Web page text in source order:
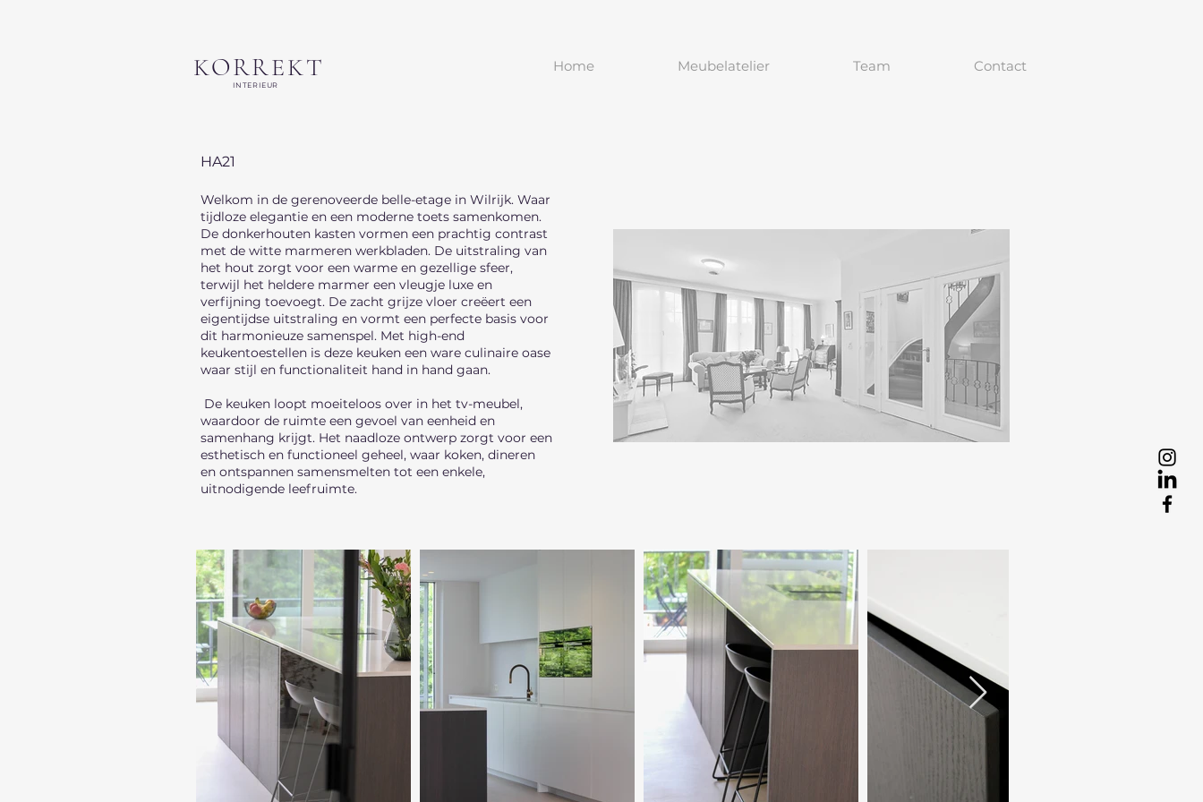
KORREKT
INTERIEUR
Home Meubelatelier Team Contact
HA21
Welkom in de gerenoveerde belle-etage in Wilrijk. Waar
tijdloze elegantie en een moderne toets samenkomen.
De donkerhouten kasten vormen een prachtig contrast
met de witte marmeren werkbladen. De uitstraling van
het hout zorgt voor een warme en gezellige sfeer,
terwijl het heldere marmer een vleugje luxe en
verfijning toevoegt. De zacht grijze vloer creëert een
eigentijdse uitstraling en vormt een perfecte basis voor
dit harmonieuze samenspel. Met high-end
keukentoestellen is deze keuken een ware culinaire oase
waar stijl en functionaliteit hand in hand gaan.
De keuken loopt moeiteloos over in het tv-meubel,
waardoor de ruimte een gevoel van eenheid en
samenhang krijgt. Het naadloze ontwerp zorgt voor een
esthetisch en functioneel geheel, waar koken, dineren
en ontspannen samensmelten tot een enkele,
uitnodigende leefruimte.